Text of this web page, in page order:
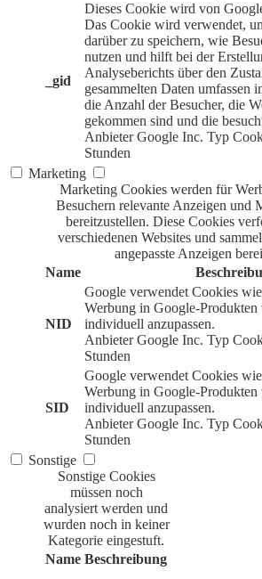
_gid
Dieses Cookie wird von
Das Cookie wird verwendet,
darüber zu speichern, wie
nutzen und hilft bei der
Analyseberichts über den
gesammelten Daten umfassen
die Anzahl der Besucher, die
gekommen sind und die
Anbieter Google Inc. Typ
Stunden
Marketing
Marketing Cookies werden für
Besuchern relevante Anzeigen und
bereitzustellen. Diese Cookies
verschiedenen Websites und
angepasste Anzeigen
Name
NID
Google verwendet Cookies
Werbung in Google-
individuell anzupassen.
Anbieter Google Inc. Typ
Stunden
SID
Google verwendet Cookies
Werbung in Google-
individuell anzupassen.
Anbieter Google Inc. Typ
Stunden
Sonstige
Sonstige Cookies
müssen noch
analysiert werden und
wurden noch in keiner
Kategorie eingestuft.
Name Beschreibung